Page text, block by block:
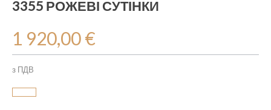
3355 РОЖЕВІ СУТІНКИ
1 920,00 €
з ПДВ